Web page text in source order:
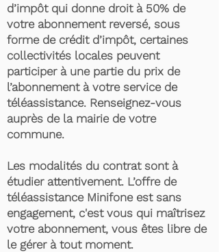
d’impôt qui donne droit à 50% de
votre abonnement reversé, sous
forme de crédit d’impôt, certaines
collectivités locales peuvent
participer à une partie du prix de
l’abonnement à votre service de
téléassistance. Renseignez-vous
auprès de la mairie de votre
commune.
Les modalités du contrat sont à
étudier attentivement. L’offre de
téléassistance Minifone est sans
engagement, c'est vous qui maîtrisez
votre abonnement, vous êtes libre de
le gérer à tout moment.